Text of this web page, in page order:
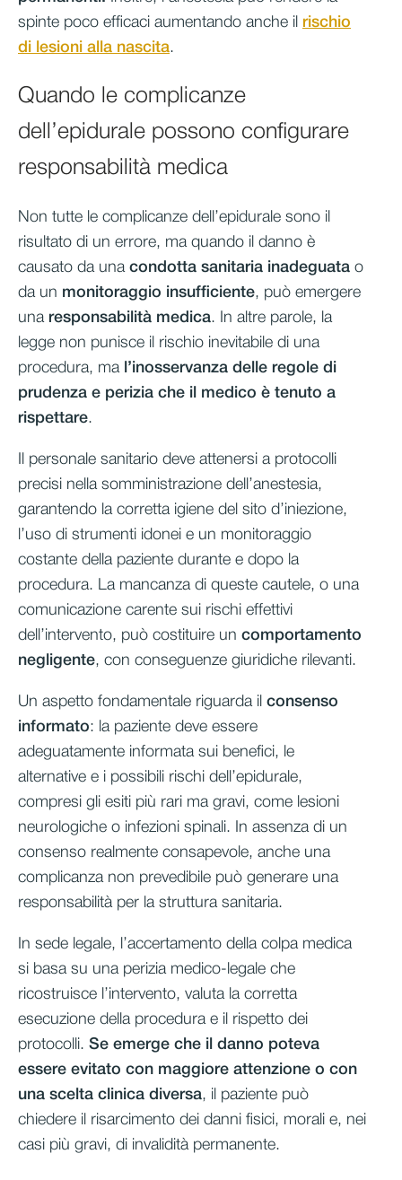
spinte poco efficaci aumentando anche il rischio
di lesioni alla nascita.
Quando le complicanze
dell’epidurale possono configurare
responsabilità medica
Non tutte le complicanze dell’epidurale sono il
risultato di un errore, ma quando il danno è
causato da una condotta sanitaria inadeguata o
da un monitoraggio insufficiente, può emergere
una responsabilità medica. In altre parole, la
legge non punisce il rischio inevitabile di una
procedura, ma l’inosservanza delle regole di
prudenza e perizia che il medico è tenuto a
rispettare.
Il personale sanitario deve attenersi a protocolli
precisi nella somministrazione dell’anestesia,
garantendo la corretta igiene del sito d’iniezione,
l’uso di strumenti idonei e un monitoraggio
costante della paziente durante e dopo la
procedura. La mancanza di queste cautele, o una
comunicazione carente sui rischi effettivi
dell’intervento, può costituire un comportamento
negligente, con conseguenze giuridiche rilevanti.
Un aspetto fondamentale riguarda il consenso
informato: la paziente deve essere
adeguatamente informata sui benefici, le
alternative e i possibili rischi dell’epidurale,
compresi gli esiti più rari ma gravi, come lesioni
neurologiche o infezioni spinali. In assenza di un
consenso realmente consapevole, anche una
complicanza non prevedibile può generare una
responsabilità per la struttura sanitaria.
In sede legale, l’accertamento della colpa medica
si basa su una perizia medico-legale che
ricostruisce l’intervento, valuta la corretta
esecuzione della procedura e il rispetto dei
protocolli. Se emerge che il danno poteva
essere evitato con maggiore attenzione o con
una scelta clinica diversa, il paziente può
chiedere il risarcimento dei danni fisici, morali e, nei
casi più gravi, di invalidità permanente.